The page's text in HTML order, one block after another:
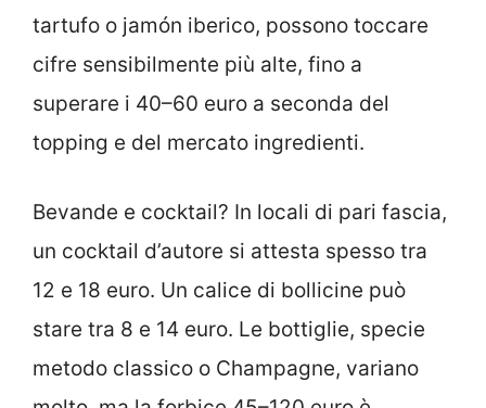
tartufo o jamón iberico, possono toccare
cifre sensibilmente più alte, fino a
superare i 40–60 euro a seconda del
topping e del mercato ingredienti.
Bevande e cocktail? In locali di pari fascia,
un cocktail d’autore si attesta spesso tra
12 e 18 euro. Un calice di bollicine può
stare tra 8 e 14 euro. Le bottiglie, specie
metodo classico o Champagne, variano